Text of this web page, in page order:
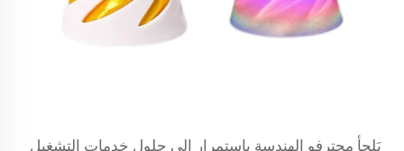
يَلجأ محترفو الهندسة باستمرار إلى حلول خدمات التشغيل